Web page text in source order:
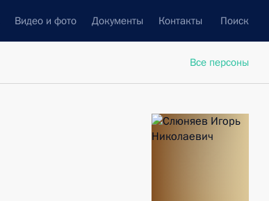
Видео и фото Документы Контакты Поиск
Все персоны